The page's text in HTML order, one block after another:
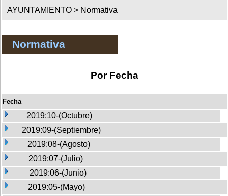
AYUNTAMIENTO > Normativa
Normativa
Por Fecha
Fecha
2019:10-(Octubre)
2019:09-(Septiembre)
2019:08-(Agosto)
2019:07-(Julio)
2019:06-(Junio)
2019:05-(Mayo)